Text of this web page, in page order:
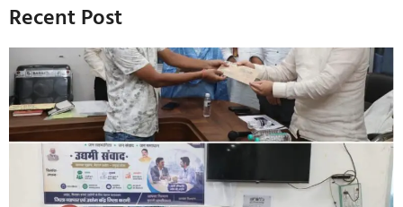
Recent Post